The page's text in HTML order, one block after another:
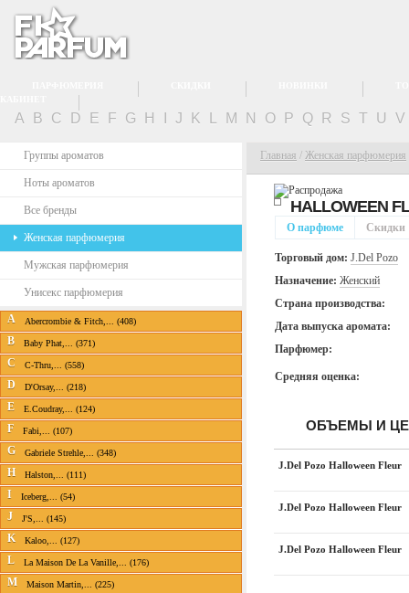
A B C D E F G H J K M N O P Q R S T U V
Группы ароматов
Ноты ароматов
Все бренды
Женская парфюмерия
Мужская парфюмерия
Унисекс парфюмерия
A Abercrombie & Fitch,... (408)
B Baby Phat,... (371)
C C-Thru,... (558)
D D'Orsay,... (218)
E E.Coudray,... (124)
F Fabi,... (107)
G Gabriele Strehle,... (348)
H Halston,... (111)
I Iceberg,... (54)
J J'S,... (145)
K Kaloo,... (127)
L La Maison De La Vanille,... (176)
M Maison Martin,... (225)
Главная / Женская парфюмерия
HALLOWEEN
О парфюме
Торговый дом: J.Del Pozo
Назначение: Женский
Страна производства:
Дата выпуска аромата:
Парфюмер:
Средняя оценка:
Скидки
ОБЪЕМЫ И
J.Del Pozo Halloween Fleur
J.Del Pozo Halloween Fleur
J.Del Pozo Halloween Fleur